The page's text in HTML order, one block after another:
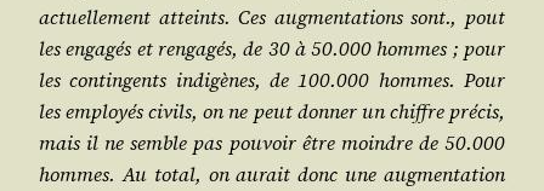
actuel­le­ment atteints. Ces aug­men­ta­tions sont., pout
les enga­gés et ren­ga­gés, de 30 à 50.000 hommes ; pour
les contin­gents indi­gènes, de 100.000 hommes. Pour
les employés civils, on ne peut don­ner un chiffre pré­cis,
mais il ne semble pas pou­voir être moindre de 50.000
hommes. Au total, on aurait donc une aug­men­ta­tion